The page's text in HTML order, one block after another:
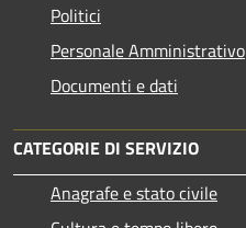
Politici
Personale Amministrativo
Documenti e dati
CATEGORIE DI SERVIZIO
Anagrafe e stato civile